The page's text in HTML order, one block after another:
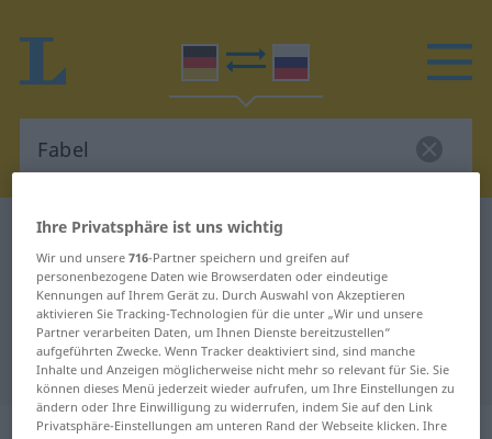
Deutsch-Russisch Wörterbuch
Deutsch-Russisch Übersetzung für
"Fabel"
"Fabel" Russisch Übersetzung
„Fabel“: feminin
Ihre Privatsphäre ist uns wichtig
Wir und unsere716-Partner speichern und greifen auf
personenbezogene Daten wie Browserdaten oder eindeutige
Kennungen auf Ihrem Gerät zu. Durch Auswahl von Akzeptieren
aktivieren Sie Tracking-Technologien für die unter „Wir und unsere
Partner verarbeiten Daten, um Ihnen Dienste bereitzustellen“
aufgeführten Zwecke. Wenn Tracker deaktiviert sind, sind manche
Inhalte und Anzeigen möglicherweise nicht mehr so relevant für Sie. Sie
können dieses Menü jederzeit wieder aufrufen, um Ihre Einstellungen zu
ändern oder Ihre Einwilligung zu widerrufen, indem Sie auf den Link
Privatsphäre-Einstellungen am unteren Rand der Webseite klicken. Ihre